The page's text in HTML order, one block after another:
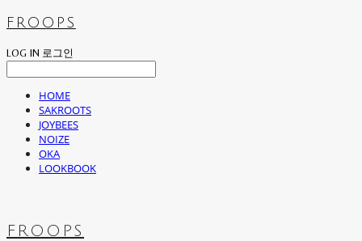
FROOPS
LOG IN 로그인
HOME
SAKROOTS
JOYBEES
NOIZE
OKA
LOOKBOOK
FROOPS